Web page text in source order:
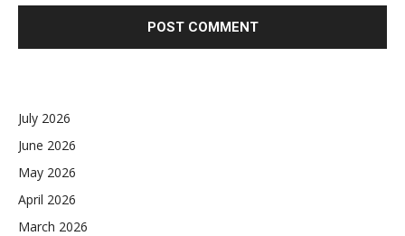
July 2026
June 2026
May 2026
April 2026
March 2026